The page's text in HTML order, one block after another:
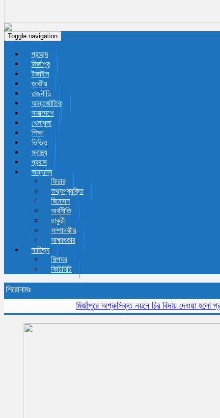
Toggle navigation
প্রচ্ছদ
মির্জাপুর
টাঙ্গাইল
জাতীয়
রাজনীতি
আন্তর্জাতিক
সারাদেশে
খেলাধুলা
শিক্ষা
ভিডিও
স্বাস্থ্য
প্রবাস
অন্যান্য
ফিচার
তথ্যপ্রযুক্তি
বিনোদন
অর্থনীতি
চাকুরী
সম্পাদকীয়
সাক্ষাৎকার
সাহিত্য
শিল্পঘর
কিচিমিচি
শিরোনামঃ
মির্জাপুরে অশ্রুসিক্ত নয়নে চির বিদায় দেওয়া হলো প্রবীন